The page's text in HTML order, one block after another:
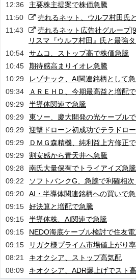
12:36
主要株主提案で株価急騰
11:50
売れるネット、ウルフ村田氏
11:43
売れるネット広告社グループ
リスマ『ウルフ村田』氏と最強
10:54
サムコ、ストップ高で株価急騰
10:45
期待感高まりイオレ急騰
10:29
レゾナック、AI関連銘柄として
09:34
ＡＲＥＨＤ、今期最高益と増配
09:29
半導体関連で急騰
09:29
東ソー、慶大開発の光ケーブル
09:29
迎撃ドローン初成功でテラドロ
09:29
ＤＭＧ森精機、純利益上方修正
09:29
割安感から青天井へ急騰
09:28
南氏大量保有でトライアイズ急騰
09:22
ソフトバンクG、急騰で利確相次
09:20
AI・半導体関連銘柄への買いで
09:15
好決算と増配で急騰
09:15
半導体株、AI関連で急騰
09:15
NEDO海底ケーブル検討で住友
09:15
リガク様プライム市場値上がり
08:21
キオクシア、ストップ高気配
08:09
キオクシア、ADR爆上げでスト